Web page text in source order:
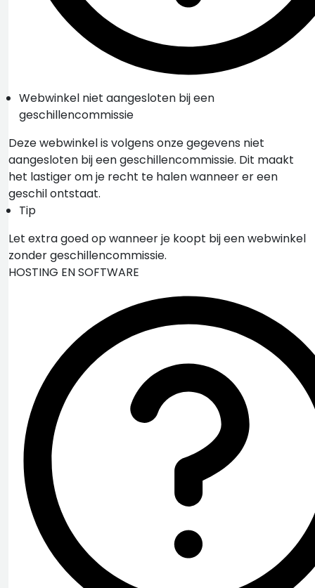
Webwinkel niet aangesloten bij een
geschillencommissie
Deze webwinkel is volgens onze gegevens niet
aangesloten bij een geschillencommissie. Dit maakt
het lastiger om je recht te halen wanneer er een
geschil ontstaat.
Tip
Let extra goed op wanneer je koopt bij een webwinkel
zonder geschillencommissie.
HOSTING EN SOFTWARE